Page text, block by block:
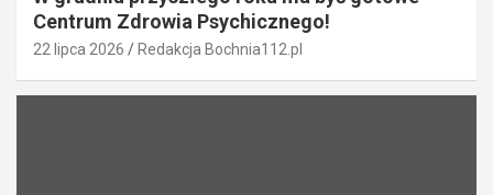
Centrum Zdrowia Psychicznego!
22 lipca 2026 Redakcja Bochnia112.pl